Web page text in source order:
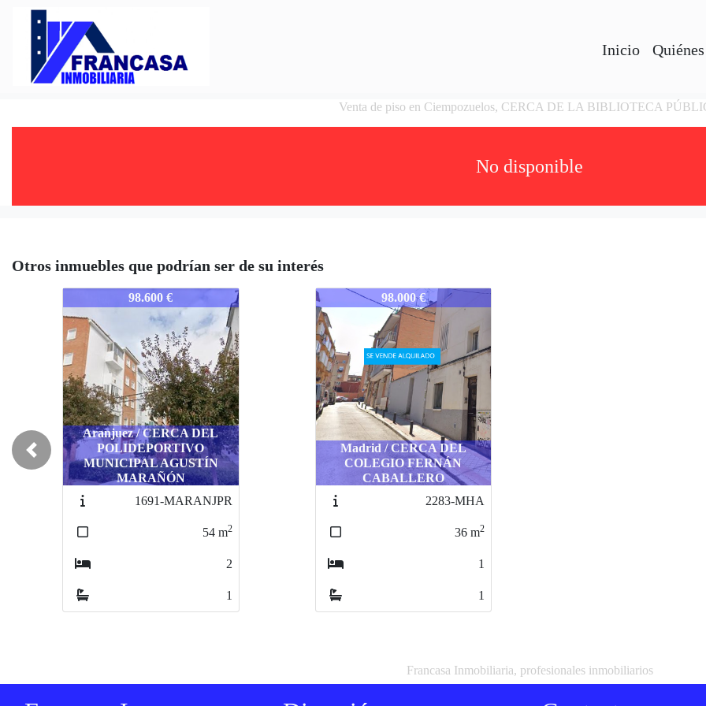
Inicio
Venta de piso en Ciempozuelos, CERCA DE LA BIBLIOTECA
No disponible
Otros inmuebles que podrían ser de su interés
1692-MCIEMFR
98.600 €
Aranjuez / CERCA DEL
POLIDEPORTIVO
MUNICIPAL AGUSTÍN
MARAÑÓN
1691-MARANJPR
54 m2
2
1
1692-MCIEMFR
98.000 €
Madrid / CERCA DEL
COLEGIO FERNÁN
CABALLERO
2283-MHA
36 m2
1
1
Previous
Francasa Inmobiliaria, profesionales inmobiliarios